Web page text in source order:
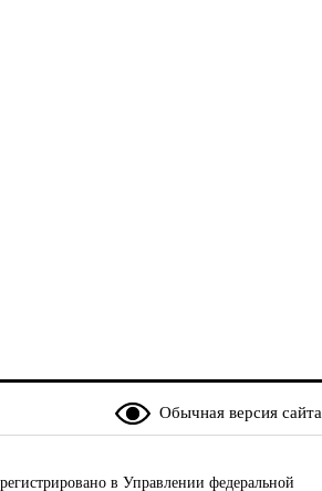
Обычная версия сайта
в Управлении федеральной